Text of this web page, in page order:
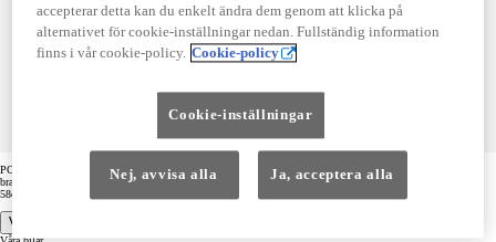
cmsg1cw9p00bk10tj69in1duk
POST https://usc-webcomponents.toyota-europe.com/v1/used-stock-cars/se/sv?
brand=toyota&uscContext=used&uscEnv=production&vehicleForSaleId=c6cd768f-7f0d-44db-831e-
58cc83e19185
Våra bilar
accepterar detta kan du enkelt ändra dem genom att klicka på
alternativet för cookie-inställningar nedan. Fullständig information
finns i vår cookie-policy. Cookie-policy
Cookie-inställningar
Nej, avvisa alla Ja, acceptera alla